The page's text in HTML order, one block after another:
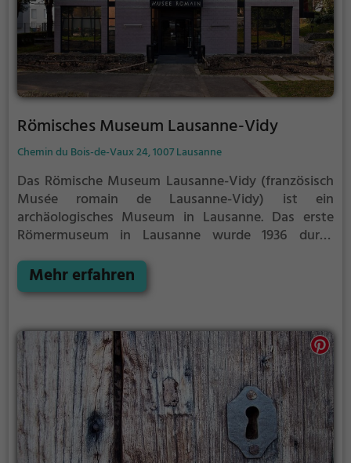
Römisches Museum Lausanne-Vidy
Chemin du Bois-de-Vaux 24, 1007 Lausanne
Das Römische Museum Lausanne-Vidy (französisch
Musée romain de Lausanne-Vidy) ist ein
archäologisches Museum in Lausanne. Das erste
Römermuseum in Lausanne wurde 1936 durch
dieser Stelle befand sich einst ein domus des
gallorömischen vicus Lousonna.
Mehr erfahren